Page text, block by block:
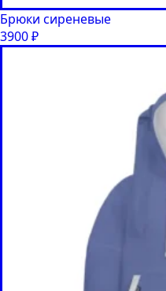
Брюки сиреневые
3900₽